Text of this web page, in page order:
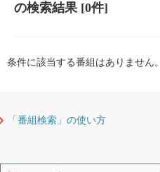
の検索結果[0件]
条件に該当する番組はありません。
「番組検索」の使い方